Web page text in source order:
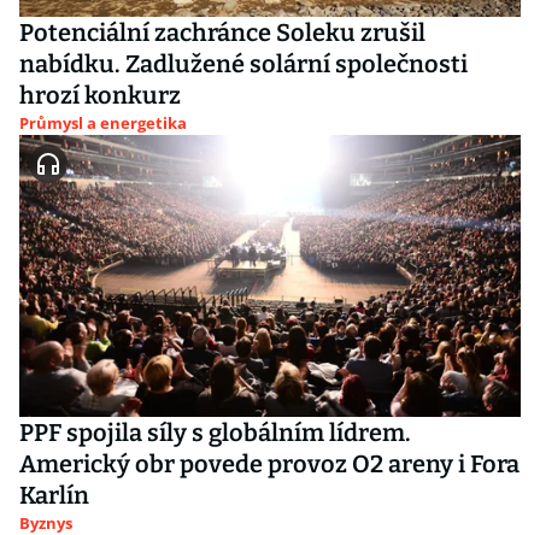
Potenciální zachránce Soleku zrušil
nabídku. Zadlužené solární společnosti
hrozí konkurz
Průmysl a energetika
PPF spojila síly s globálním lídrem.
Americký obr povede provoz O2 areny i Fora
Karlín
Byznys